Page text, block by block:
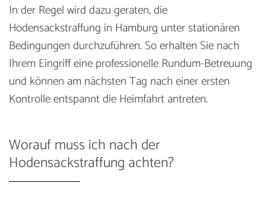
In der Regel wird dazu geraten, die
Hodensackstraffung in Hamburg unter stationären
Bedingungen durchzuführen. So erhalten Sie nach
Ihrem Eingriff eine professionelle Rundum-Betreuung
und können am nächsten Tag nach einer ersten
Kontrolle entspannt die Heimfahrt antreten.
Worauf muss ich nach der
Hodensackstraffung achten?